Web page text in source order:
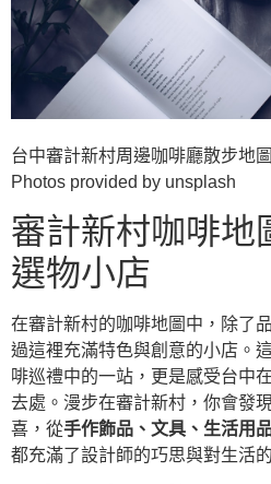
台中審計新村周邊咖啡廳散步地
Photos provided by unsplash
審計新村咖啡地
選物小店
在審計新村的咖啡地圖中，除了
過這裡充滿特色與創意的小店。
啡巡禮中的一站，更是感受台中
去處。漫步在審計新村，你會發
喜，從手作飾品、文具、生活用
都充滿了設計師的巧思與對生活